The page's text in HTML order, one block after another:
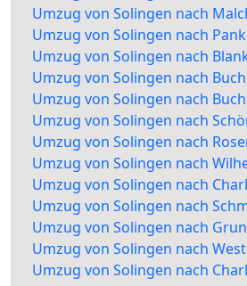
Umzug von Solingen nach
Umzug von Solingen nach
Umzug von Solingen nach
Umzug von Solingen nach Buch
Umzug von Solingen nach
Umzug von Solingen nach
Umzug von Solingen nach
Umzug von Solingen nach
Umzug von Solingen nach
Umzug von Solingen nach
Umzug von Solingen nach
Umzug von Solingen nach
Umzug von Solingen nach